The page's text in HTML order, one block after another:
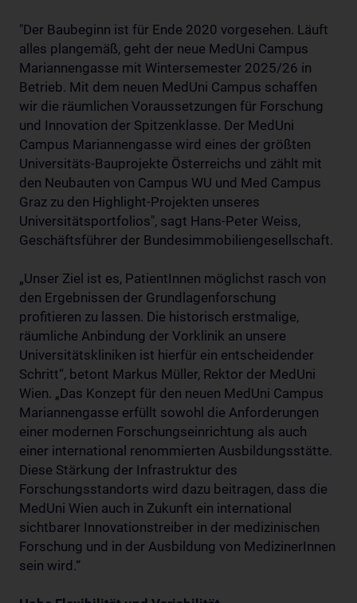
"Der Baubeginn ist für Ende 2020 vorgesehen. Läuft
alles plangemäß, geht der neue MedUni Campus
Mariannengasse mit Wintersemester 2025/26 in
Betrieb. Mit dem neuen MedUni Campus schaffen
wir die räumlichen Voraussetzungen für Forschung
und Innovation der Spitzenklasse. Der MedUni
Campus Mariannengasse wird eines der größten
Universitäts-Bauprojekte Österreichs und zählt mit
den Neubauten von Campus WU und Med Campus
Graz zu den Highlight-Projekten unseres
Universitätsportfolios", sagt Hans-Peter Weiss,
Geschäftsführer der Bundesimmobiliengesellschaft.
„Unser Ziel ist es, PatientInnen möglichst rasch von
den Ergebnissen der Grundlagenforschung
profitieren zu lassen. Die historisch erstmalige,
räumliche Anbindung der Vorklinik an unsere
Universitätskliniken ist hierfür ein entscheidender
Schritt“, betont Markus Müller, Rektor der MedUni
Wien. „Das Konzept für den neuen MedUni Campus
Mariannengasse erfüllt sowohl die Anforderungen
einer modernen Forschungseinrichtung als auch
einer international renommierten Ausbildungsstätte.
Diese Stärkung der Infrastruktur des
Forschungsstandorts wird dazu beitragen, dass die
MedUni Wien auch in Zukunft ein international
sichtbarer Innovationstreiber in der medizinischen
Forschung und in der Ausbildung von MedizinerInnen
sein wird.“